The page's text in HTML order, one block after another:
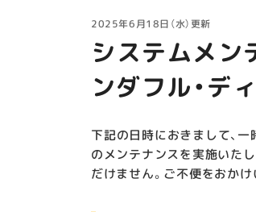
2025年6月18日（水）更新
システムメン
ンダフル・デ
下記の日時におきまして、一
のメンテナンスを実施いた
だけません。ご不便をおか